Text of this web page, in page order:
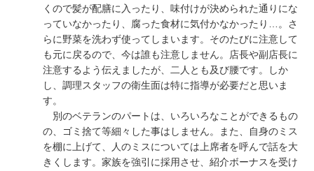
くので髪が配膳に入ったり、味付けが決められた通りにな
っていなかったり、腐った食材に気付かなかったり…。さ
らに野菜を洗わず使ってしまいます。そのたびに注意して
も元に戻るので、今は誰も注意しません。店長や副店長に
注意するよう伝えましたが、二人とも及び腰です。しか
し、調理スタッフの衛生面は特に指導が必要だと思いま
す。
別のベテランのパートは、いろいろなことができるもの
の、ゴミ捨て等細々した事はしません。また、自身のミス
を棚に上げて、人のミスについては上席者を呼んで話を大
きくします。家族を強引に採用させ、紹介ボーナスを受け